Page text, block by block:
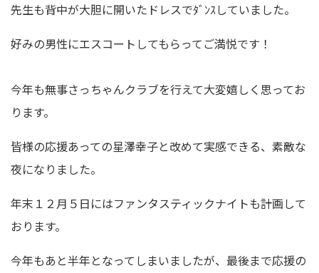
先生も背中が大胆に開いたドレスでﾀﾞﾝｽしていました。
好みの男性にエスコートしてもらってご満悦です！
今年も無事さっちゃんクラブを行えて大変嬉しく思ってお
ります。
皆様の応援あっての星澤幸子と改めて実感できる、素敵な
夜になりました。
年末１２月５日にはファンタスティックナイトも計画して
おります。
今年もあと半年となってしまいましたが、最後まで応援の